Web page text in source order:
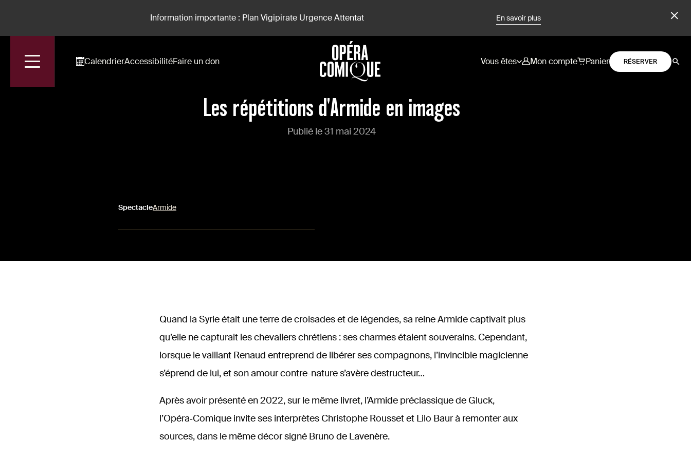
Information importante : Plan Vigipirate Urgence Attentat En savoir plus
CalendrierAccessibilitéFaire un don Vous êtes Mon compte Panier
RÉSERVER
Les répétitions d'Armide en images
Publié le 31 mai 2024
SpectacleArmide
Quand la Syrie était une terre de croisades et de légendes, sa reine Armide captivait plus
qu’elle ne capturait les chevaliers chrétiens : ses charmes étaient souverains. Cependant,
lorsque le vaillant Renaud entreprend de libérer ses compagnons, l’invincible magicienne
s’éprend de lui, et son amour contre-nature s’avère destructeur…
Après avoir présenté en 2022, sur le même livret, l’Armide préclassique de Gluck,
l’Opéra‑Comique invite ses interprètes Christophe Rousset et Lilo Baur à remonter aux
sources, dans le même décor signé Bruno de Lavenère.